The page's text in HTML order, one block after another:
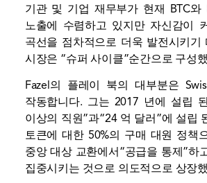
기관 및 기업 재무부가 현재 BTC와
노출에 수렴하고 있지만 자신감이
곡선을 점차적으로 더욱 발전시키기
시장은 “슈퍼 사이클”순간으로 구성
Fazel의 플레이 북의 대부분은
작동합니다. 그는 2017 년에 설립
이상의 직원”과“24 억 달러”에 설립
토큰에 대한 50%의 구매 대원 정책
중앙 대상 교환에서“공급을 통제”하
집중시키는 것으로 의도적으로 상장